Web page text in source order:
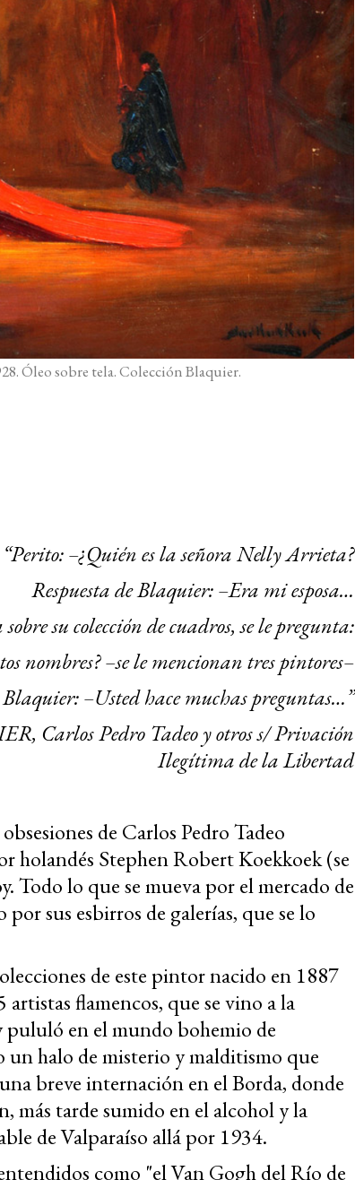
Óleo sobre tela. Colección Blaquier.
“Perito: –¿Quién es la señora Nelly Arrieta?
Respuesta de Blaquier: –Era mi esposa…
su colección de cuadros, se le pregunta:
nombres? –se le mencionan tres pintores–
Blaquier: –Usted hace muchas preguntas…”
Carlos Pedro Tadeo y otros s/ Privación
Ilegítima de la Libertad
de Carlos Pedro Tadeo
holandés Stephen Robert Koekkoek (se
Todo lo que se mueva por el mercado de
sus esbirros de galerías, que se lo
de este pintor nacido en 1887
flamencos, que se vino a la
en el mundo bohemio de
halo de misterio y malditismo que
breve internación en el Borda, donde
más tarde sumido en el alcohol y la
de Valparaíso allá por 1934.
como "el Van Gogh del Río de